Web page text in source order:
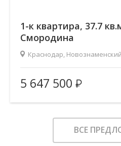
1-к квартира, 37.7
Смородина
Краснодар,
Площадь (общ/жил/кух), м2:
Количество комнат:
Этаж:
В ИЗБРАННОЕ
5 647 500
ВСЕ